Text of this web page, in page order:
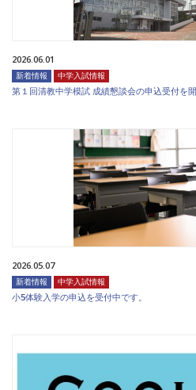
2026.06.01
新着情報 中学入試情報
第１回清教中学模試 成績懇談会の申込受付を
2026.05.07
新着情報 中学入試情報
小5体験入学の申込を受付中です。